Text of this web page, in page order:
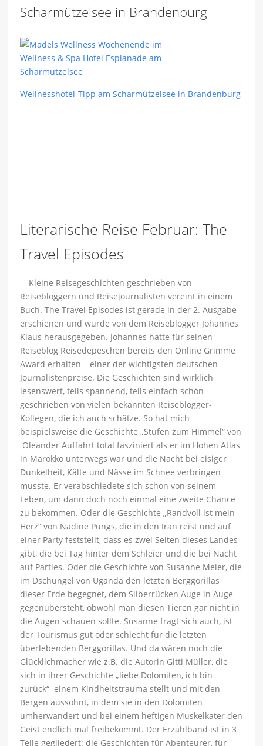
Scharmützelsee in Brandenburg
Wellnesshotel-Tipp am Scharmützelsee in Brandenburg
Literarische Reise Februar: The
Travel Episodes
Kleine Reisegeschichten geschrieben von
Reisebloggern und Reisejournalisten vereint in einem
Buch. The Travel Episodes ist gerade in der 2. Ausgabe
erschienen und wurde von dem Reiseblogger Johannes
Klaus herausgegeben. Johannes hatte für seinen
Reiseblog Reisedepeschen bereits den Online Grimme
Award erhalten – einer der wichtigsten deutschen
Journalistenpreise. Die Geschichten sind wirklich
lesenswert, teils spannend, teils einfach schön
geschrieben von vielen bekannten Reiseblogger-
Kollegen, die ich auch schätze. So hat mich
beispielsweise die Geschichte „Stufen zum Himmel“ von
Oleander Auffahrt total fasziniert als er im Hohen Atlas
in Marokko unterwegs war und die Nacht bei eisiger
Dunkelheit, Kälte und Nässe im Schnee verbringen
musste. Er verabschiedete sich schon von seinem
Leben, um dann doch noch einmal eine zweite Chance
zu bekommen. Oder die Geschichte „Randvoll ist mein
Herz“ von Nadine Pungs, die in den Iran reist und auf
einer Party feststellt, dass es zwei Seiten dieses Landes
gibt, die bei Tag hinter dem Schleier und die bei Nacht
auf Parties. Oder die Geschichte von Susanne Meier, die
im Dschungel von Uganda den letzten Berggorillas
dieser Erde begegnet, dem Silberrücken Auge in Auge
gegenübersteht, obwohl man diesen Tieren gar nicht in
die Augen schauen sollte. Susanne fragt sich auch, ist
der Tourismus gut oder schlecht für die letzten
überlebenden Berggorillas. Und da wären noch die
Glücklichmacher wie z.B. die Autorin Gitti Müller, die
sich in ihrer Geschichte „liebe Dolomiten, ich bin
zurück“ einem Kindheitstrauma stellt und mit den
Bergen aussöhnt, in dem sie in den Dolomiten
umherwandert und bei einem heftigen Muskelkater den
Geist endlich mal freibekommt. Der Erzählband ist in 3
Teile gegliedert: die Geschichten für Abenteurer, für